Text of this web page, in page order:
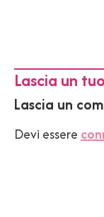
Lascia un
Lascia un
Devi essere